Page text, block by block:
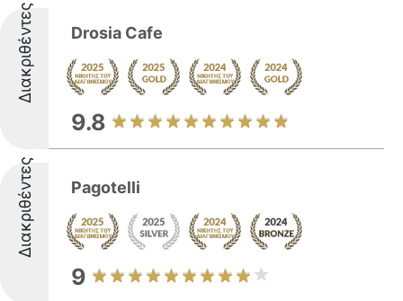
Διακριθέντες Drosia Cafe
9.8
Διακριθέντες Pagotelli
9